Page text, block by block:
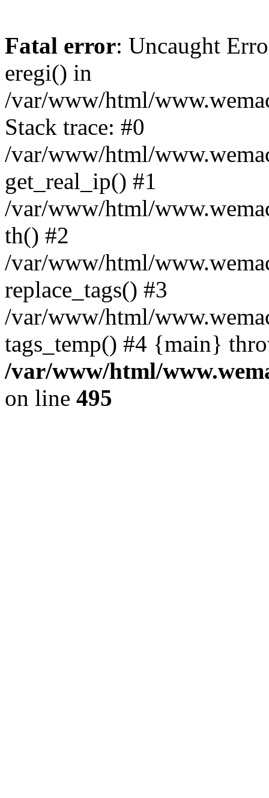
Fatal error: Uncaught
eregi() in
/var/www/html/
Stack trace: #0
/var/www/html/
get_real_ip() #1
/var/www/html/
th() #2
/var/www/html/
replace_tags() #3
/var/www/html/
tags_temp() #4 {main}
/var/www/html/
on line 495